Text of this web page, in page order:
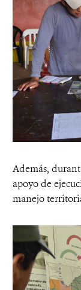
Además,
apoyo de
manejo